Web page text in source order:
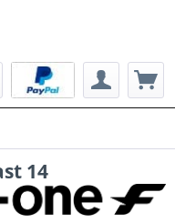
14